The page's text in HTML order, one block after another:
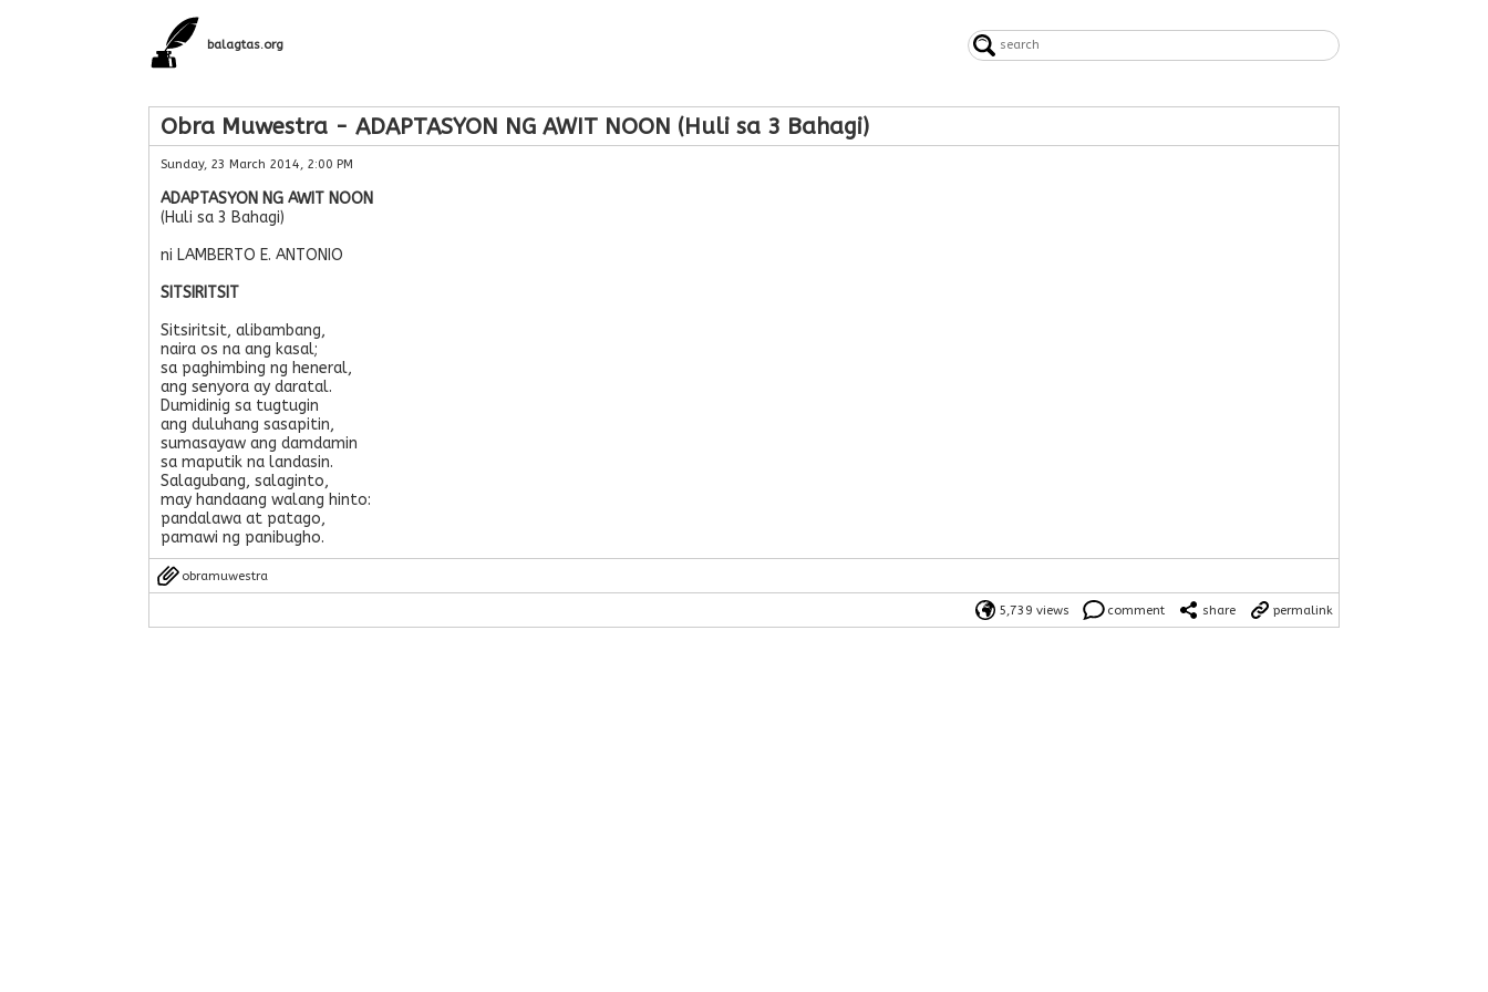
balagtas.org
Obra Muwestra - ADAPTASYON NG AWIT NOON (Huli sa 3 Bahagi)
Sunday, 23 March 2014, 2:00 PM
ADAPTASYON NG AWIT NOON
(Huli sa 3 Bahagi)
ni LAMBERTO E. ANTONIO
SITSIRITSIT
Sitsiritsit, alibambang,
naira os na ang kasal;
sa paghimbing ng heneral,
ang senyora ay daratal.
Dumidinig sa tugtugin
ang duluhang sasapitin,
sumasayaw ang damdamin
sa maputik na landasin.
Salagubang, salaginto,
may handaang walang hinto:
pandalawa at patago,
pamawi ng panibugho.
obramuwestra
5,739 views comment share permalink